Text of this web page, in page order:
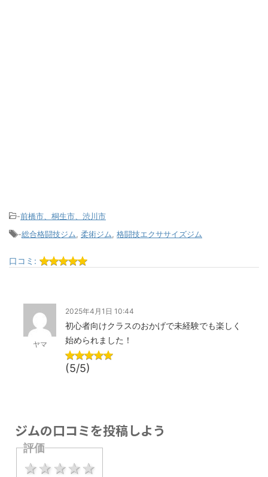
-前橋市、桐生市、渋川市
-総合格闘技ジム 柔術ジム 格闘技エクササイズジム
口コミ:
ヤマ
2025年4月1日 10:44
初心者向けクラスのおかげで未経験でも楽しく
始められました！
(5/5)
ジムの口コミを投稿しよう
評価
4 stars
3 stars
2 stars
1 star